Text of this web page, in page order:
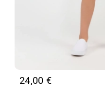
24,00 €